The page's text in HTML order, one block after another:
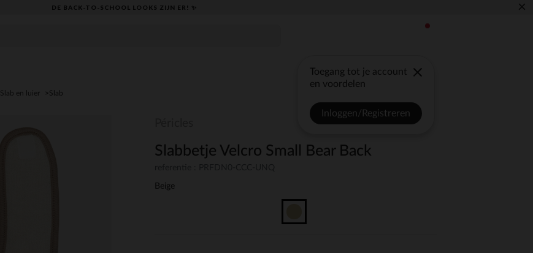
DE BACK-TO-SCHOOL LOOKS ZIJN ER! ✨ ×
Toegang tot je account
en voordelen
Inloggen/Registreren
Slab en luier Slab
Slabbetje Velcro Small Bear Back
Beige